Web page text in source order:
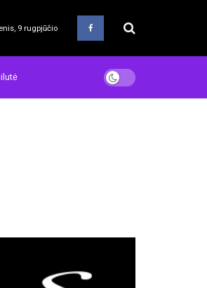
9 rugpjūčio